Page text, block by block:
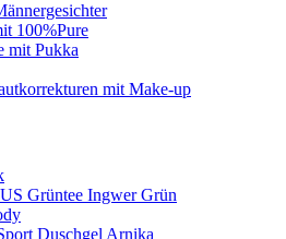
100%Pure
mit Pukka
mit Make-up
Grüntee Ingwer Grün
Duschgel Arnika